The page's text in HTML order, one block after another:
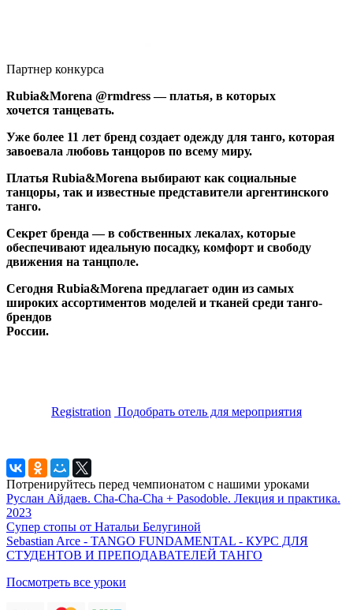
Партнер конкурса
Rubia&Morena @rmdress — платья, в которых
хочется танцевать.
Уже более 11 лет бренд создает одежду для танго, которая
завоевала любовь танцоров по всему миру.
Платья Rubia&Morena выбирают как социальные
танцоры, так и известные представители аргентинского
танго.
Секрет бренда — в собственных лекалах, которые
обеспечивают идеальную посадку, комфорт и свободу
движения на танцполе.
Сегодня Rubia&Morena предлагает один из самых
широких ассортиментов моделей и тканей среди танго-
брендов
России.
Registration Подобрать отель для мероприятия
Потренируйтесь перед чемпионатом с нашими уроками
Руслан Айдаев. Cha-Cha-Cha + Pasodoble. Лекция и практика.
2023
Супер стопы от Натальи Белугиной
Sebastian Arce - TANGO FUNDAMENTAL - КУРС ДЛЯ
СТУДЕНТОВ И ПРЕПОДАВАТЕЛЕЙ ТАНГО
Посмотреть все уроки